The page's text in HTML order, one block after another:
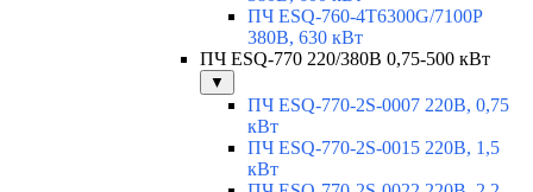
ПЧ ESQ-760-4T6300G/7100P
380В, 630 кВт
ПЧ ESQ-770 220/380В 0,75-500 кВт
▼
ПЧ ESQ-770-2S-0007 220В, 0,75
кВт
ПЧ ESQ-770-2S-0015 220В, 1,5
кВт